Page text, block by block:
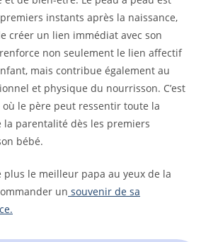
instants après la naissance,
créer un lien immédiat avec son
non seulement le lien affectif
mais contribue également au
et physique du nourrisson. C’est
le père peut ressentir toute la
la parentalité dès les premiers
bébé.
plus le meilleur papa au yeux de la
un souvenir de sa